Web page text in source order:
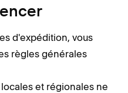
d'expédition, vous
règles générales
et régionales ne